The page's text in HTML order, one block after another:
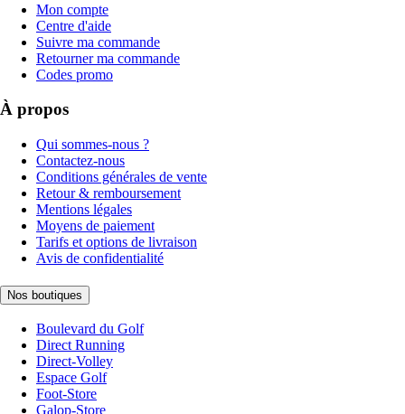
Mon compte
Centre d'aide
Suivre ma commande
Retourner ma commande
Codes promo
À propos
Qui sommes-nous ?
Contactez-nous
Conditions générales de vente
Retour & remboursement
Mentions légales
Moyens de paiement
Tarifs et options de livraison
Avis de confidentialité
Nos boutiques
Boulevard du Golf
Direct Running
Direct-Volley
Espace Golf
Foot-Store
Galop-Store